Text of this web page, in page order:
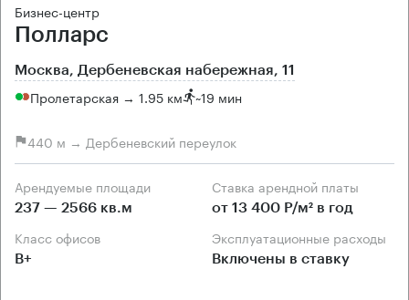
Бизнес-центр
Полларс
Москва, Дербеневская набережная, 11
Пролетарская → 1.95 км ~19 мин
440 м → Дербеневский переулок
Арендуемые площади
237 — 2566 кв.м
Ставка арендной платы
от 13 400 Р/м² в год
Класс офисов
B+
Эксплуатационные расходы
Включены в ставку